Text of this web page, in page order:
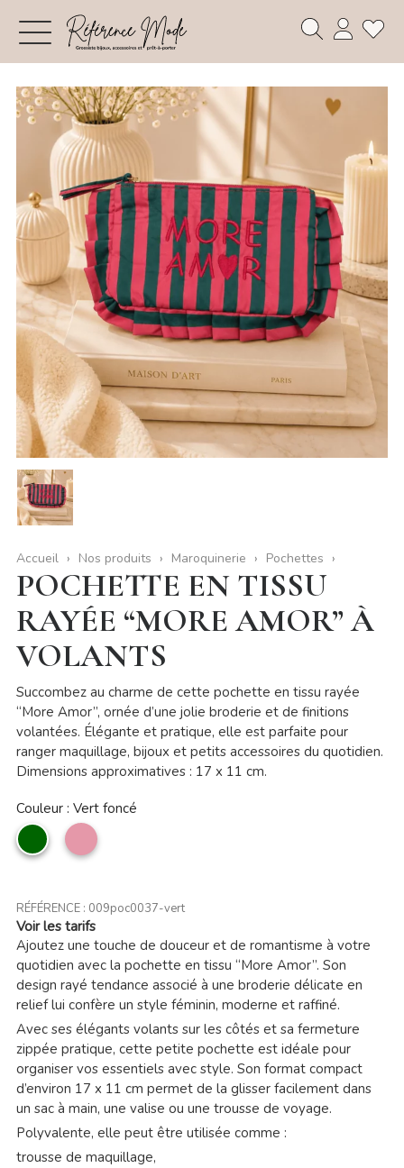
Accueil Nos produits Maroquinerie Pochettes
POCHETTE EN TISSU
RAYÉE “MORE AMOR” À
VOLANTS
Succombez au charme de cette pochette en tissu rayée
“More Amor”, ornée d’une jolie broderie et de finitions
volantées. Élégante et pratique, elle est parfaite pour
ranger maquillage, bijoux et petits accessoires du quotidien.
Dimensions approximatives : 17 x 11 cm.
Couleur : Vert foncé
Vert
foncé
Vieux
rose
RÉFÉRENCE : 009poc0037-vert
Voir les tarifs
Ajoutez une touche de douceur et de romantisme à votre
quotidien avec la pochette en tissu “More Amor”. Son
design rayé tendance associé à une broderie délicate en
relief lui confère un style féminin, moderne et raffiné.
Avec ses élégants volants sur les côtés et sa fermeture
zippée pratique, cette petite pochette est idéale pour
organiser vos essentiels avec style. Son format compact
d’environ 17 x 11 cm permet de la glisser facilement dans
un sac à main, une valise ou une trousse de voyage.
Polyvalente, elle peut être utilisée comme :
trousse de maquillage,